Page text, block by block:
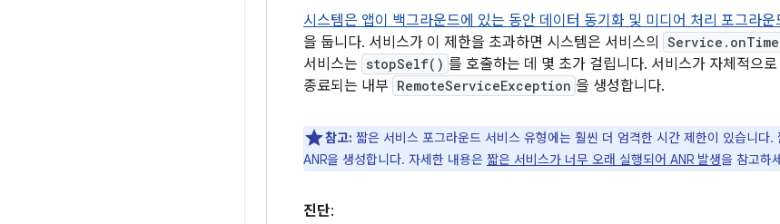
시스템은 앱이 백그라운드에 있는 동안 데이터 동기화 및 미디어 처리 포그라
을 둡니다. 서비스가 이 제한을 초과하면 시스템은 서비스의
서비스는 stopSelf() 를 호출하는 데 몇 초가 걸립니다. 서비스가 자체적으
종료되는 내부 RemoteServiceException 을 생성합니다.
참고: 짧은 서비스 포그라운드 서비스 유형에는 훨씬 더 엄격한 시간 제한이 있습니다
ANR을 생성합니다. 자세한 내용은 짧은 서비스가 너무 오래 실행되어 ANR 발생을 참고하
진단: